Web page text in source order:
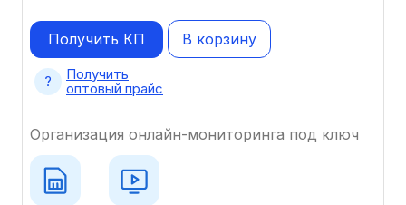
В корзину
Получить КП
Получить
оптовый прайс
Организация онлайн-мониторинга под ключ